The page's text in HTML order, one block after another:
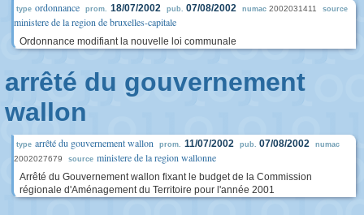
type ordonnance prom. 18/07/2002 pub. 07/08/2002 numac 2002031411 source
ministere de la region de bruxelles-capitale
Ordonnance modifiant la nouvelle loi communale
arrêté du gouvernement
wallon
type arrêté du gouvernement wallon prom. 11/07/2002 pub. 07/08/2002 numac
2002027679 source ministere de la region wallonne
Arrêté du Gouvernement wallon fixant le budget de la Commission
régionale d'Aménagement du Territoire pour l'année 2001